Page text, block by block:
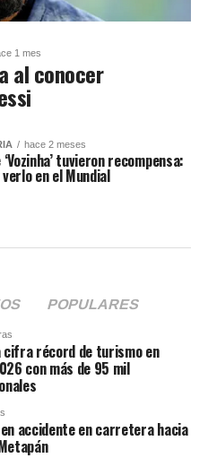
1 mes
al conocer
hace 2 meses
tuvieron recompensa:
en el Mundial
POPULARES
récord de turismo en
con más de 95 mil
accidente en carretera hacia